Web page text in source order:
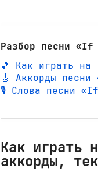
Разбор песни «If
🎵 Как играть
🎸 Аккорды
🎙️ Слова песни
Как играть
аккорды,